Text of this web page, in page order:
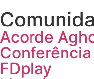
Acorde
FDplay